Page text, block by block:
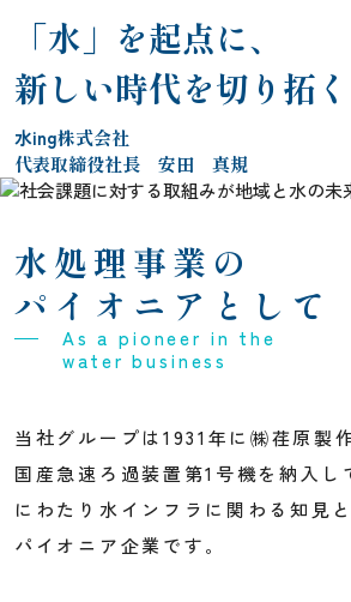
採用情報
NEWS一覧
サイトマップ
コーポレートサイト
個人情報保護方針
「水」を起点に、
新しい時代を切り拓く
水ing株式会社
代表取締役社長 安田 真規
水処理事業の
パイオニアとして
As a pioneer in the
water business
当社グループは1931年に㈱荏原製
国産急速ろ過装置第1号機を納入
にわたり水インフラに関わる知見
パイオニア企業です。